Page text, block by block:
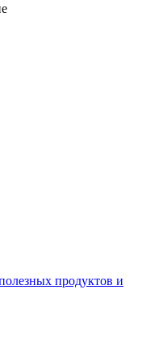
продуктов и